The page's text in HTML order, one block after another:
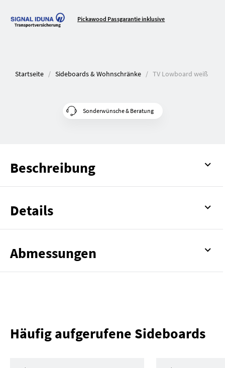
Pickawood Passgarantie inklusive
Startseite Sideboards & Wohnschränke TV Lowboard weiß
Sonderwünsche & Beratung
Beschreibung
Details
Abmessungen
Häufig aufgerufene Sideboards